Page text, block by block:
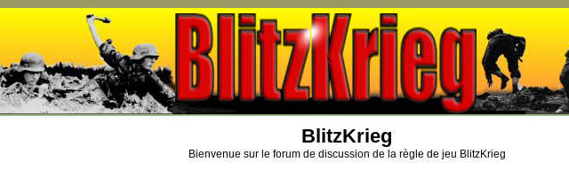
BlitzKrieg
Bienvenue sur le forum de discussion de la règle de jeu BlitzKrieg